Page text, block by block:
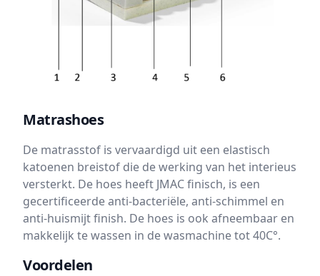
Matrashoes
De matrasstof is vervaardigd uit een elastisch
katoenen breistof die de werking van het interieus
versterkt. De hoes heeft JMAC finisch, is een
gecertificeerde anti-bacteriële, anti-schimmel en
anti-huismijt finish. De hoes is ook afneembaar en
makkelijk te wassen in de wasmachine tot 40C°.
Voordelen